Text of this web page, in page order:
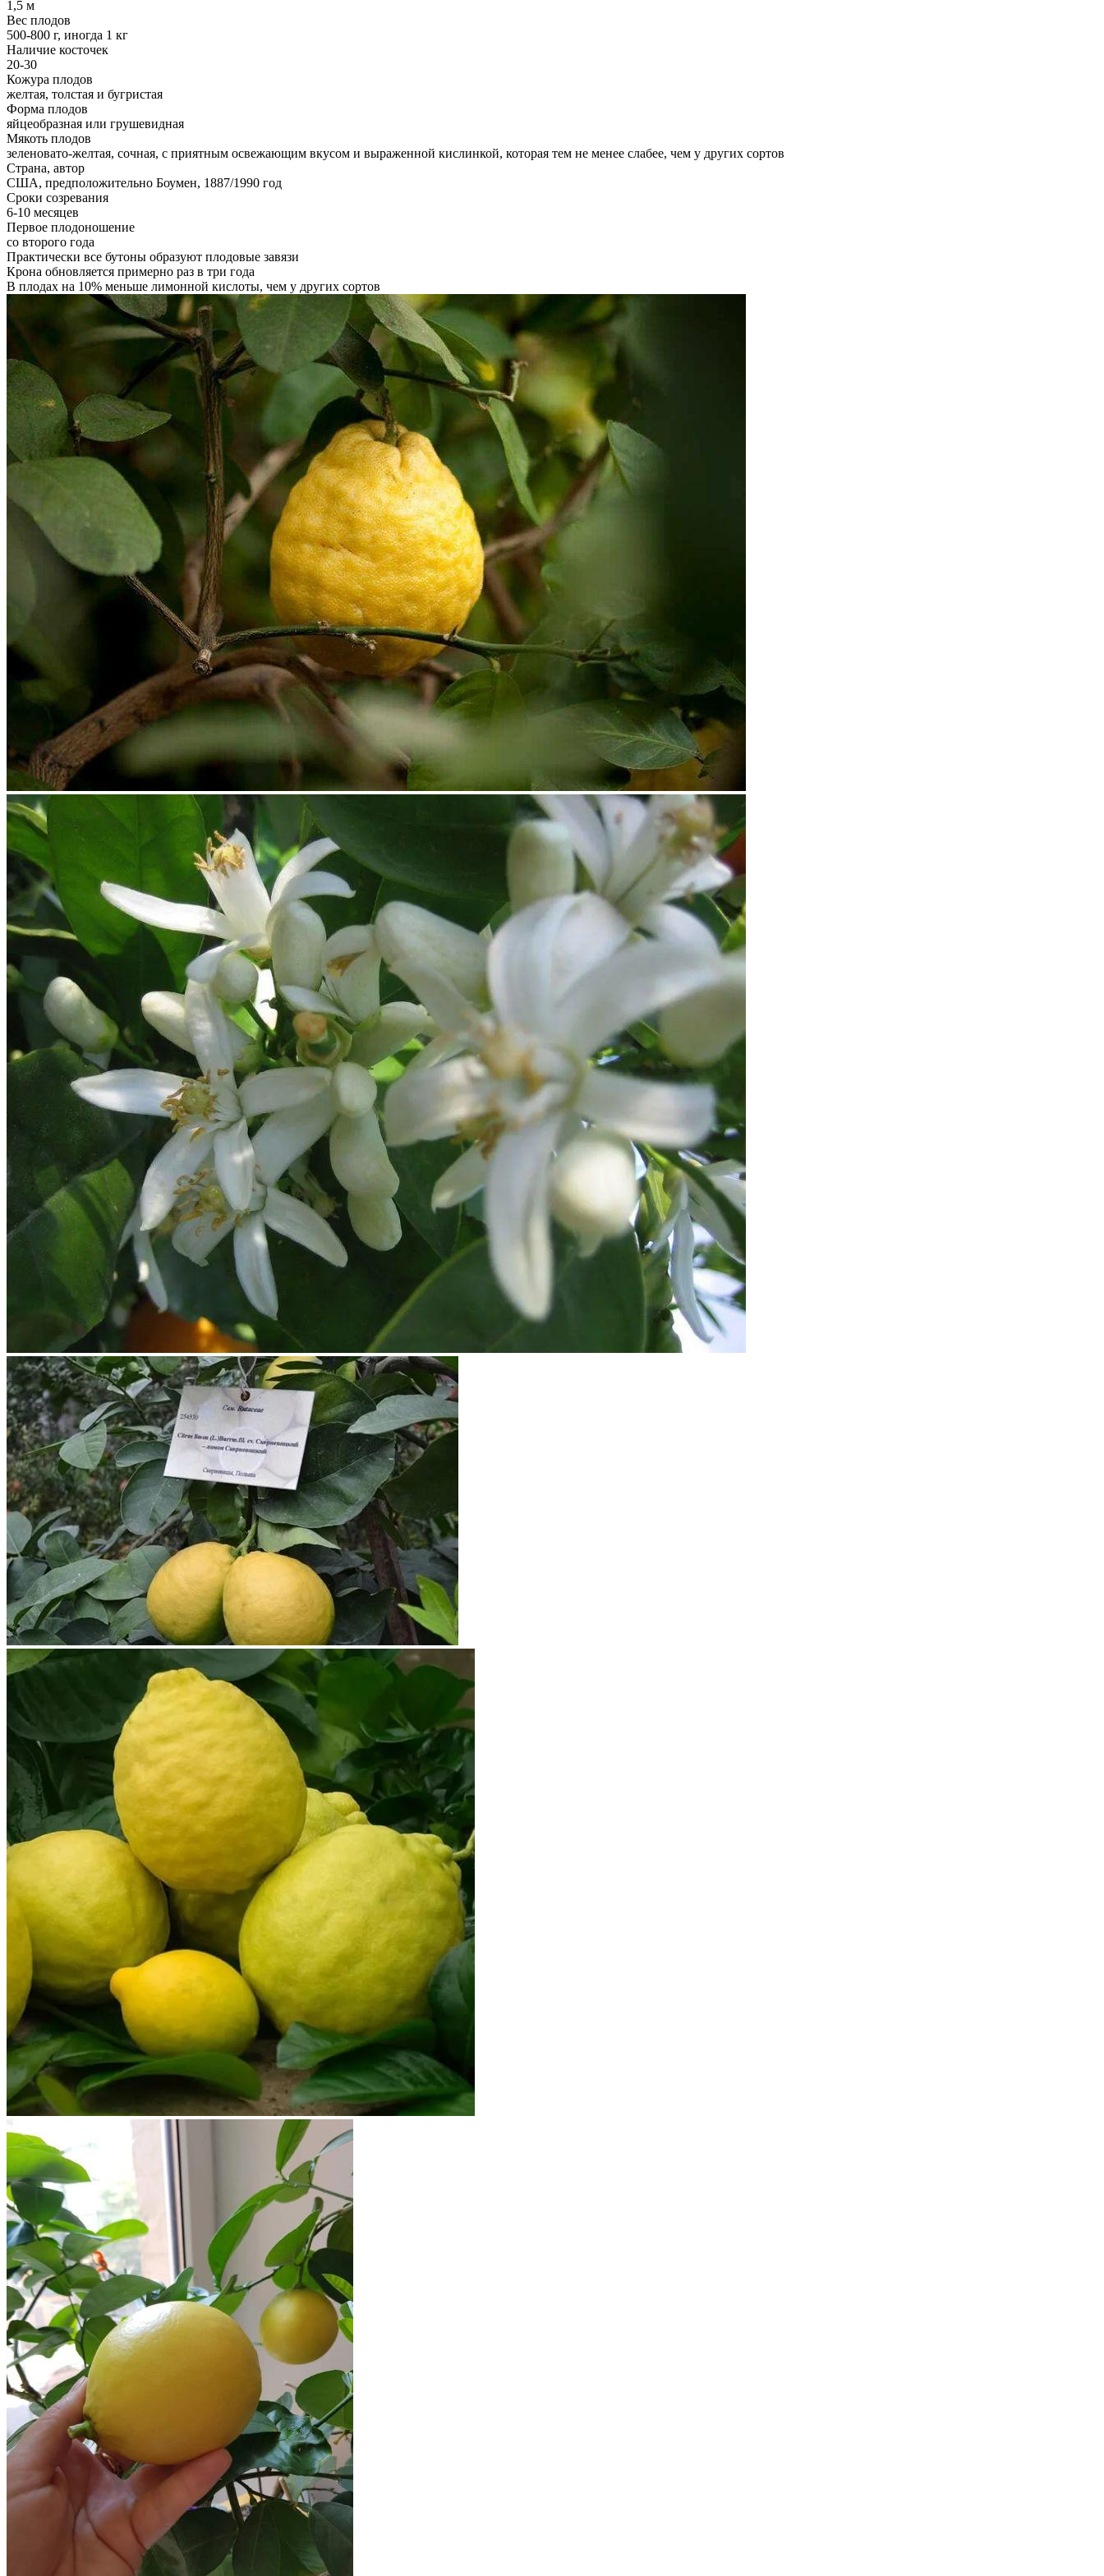
1,5 м
Вес плодов
500-800 г, иногда 1 кг
Наличие косточек
20-30
Кожура плодов
желтая, толстая и бугристая
Форма плодов
яйцеобразная или грушевидная
Мякоть плодов
зеленовато-желтая, сочная, с приятным освежающим вкусом и выраженной кислинкой, которая тем не менее слабее, чем у других сортов
Страна, автор
США, предположительно Боумен, 1887/1990 год
Сроки созревания
6-10 месяцев
Первое плодоношение
со второго года
Практически все бутоны образуют плодовые завязи
Крона обновляется примерно раз в три года
В плодах на 10% меньше лимонной кислоты, чем у других сортов